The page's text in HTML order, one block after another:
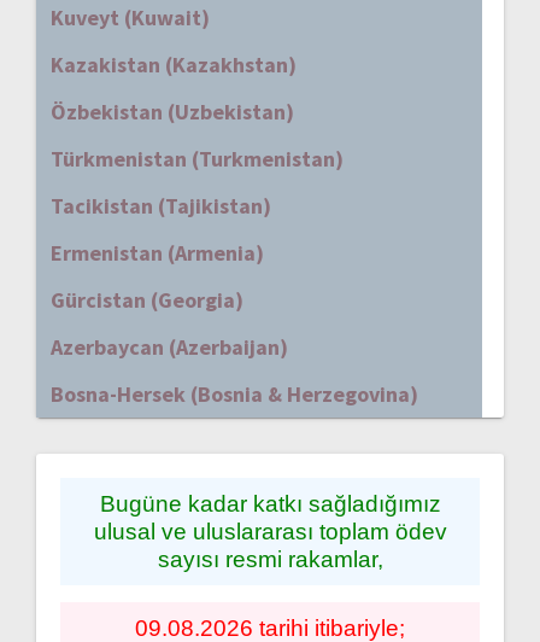
Kuveyt (Kuwait)
Kazakistan (Kazakhstan)
Özbekistan (Uzbekistan)
Türkmenistan (Turkmenistan)
Tacikistan (Tajikistan)
Ermenistan (Armenia)
Gürcistan (Georgia)
Azerbaycan (Azerbaijan)
Bosna-Hersek (Bosnia & Herzegovina)
Bugüne kadar katkı sağladığımız
ulusal ve uluslararası toplam ödev
sayısı resmi rakamlar,
09.08.2026 tarihi itibariyle;